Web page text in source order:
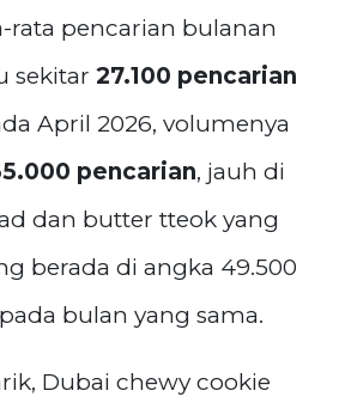
rata pencarian bulanan
sekitar 27.100 pencarian
April 2026, volumenya
pencarian, jauh di
dan butter tteok yang
berada di angka 49.500
bulan yang sama.
Dubai chewy cookie